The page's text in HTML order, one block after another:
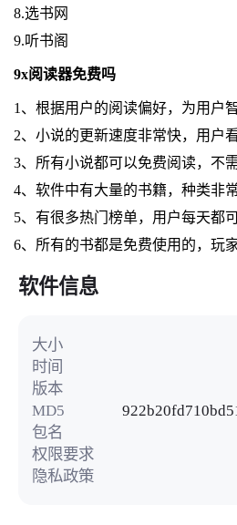
8.选书网
9.听书阁
9x阅读器免费吗
1、根据用户的阅读偏好，为用户
2、小说的更新速度非常快，用户
3、所有小说都可以免费阅读，不
4、软件中有大量的书籍，种类非
5、有很多热门榜单，用户每天都
6、所有的书都是免费使用的，玩
软件信息
大小
时间
版本
MD5
包名
权限要求
隐私政策